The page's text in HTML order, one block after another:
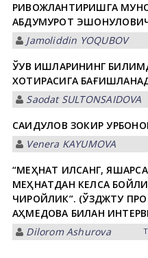
РИВОЖЛАНТИРИШГА
АБДУМУРОТ
Jamoliddin YOQUBOV
ЎҚУВ ИШЛАРИНИНГ
ХОТИРАСИГА
Saodat SULTONSАIDOVА
САИДҚУЛОВ ЗОКИР
Venera KАYUMOVА
“МЕҲНАТ ҚИЛСАНГ,
МЕҲНАТДАН КЕЛСА
ЧИРОЙЛИК”. (ЎЗДЖТУ
АҲМЕДОВА БИЛАН
Dilorom Ashurova